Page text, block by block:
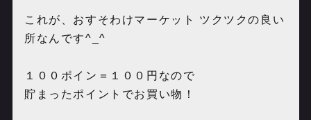
これが、おすそわけマーケット ツクツクの良い
所なんです^_^
１００ポイン＝１００円なので
貯まったポイントでお買い物！